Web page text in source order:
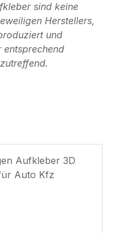
sind keine
Herstellers,
und